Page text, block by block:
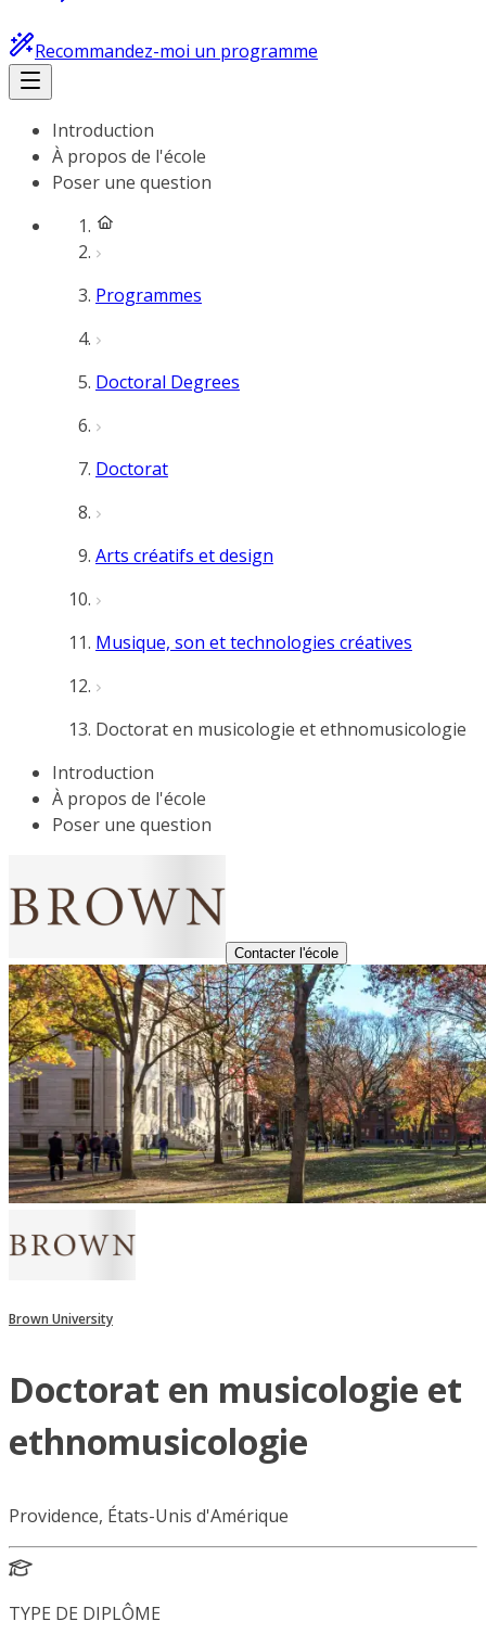
Recommandez-moi un programme
Introduction
À propos de l'école
Poser une question
Programmes
Doctoral Degrees
Doctorat
Arts créatifs et design
Musique, son et technologies créatives
Doctorat en musicologie et ethnomusicologie
Introduction
À propos de l'école
Poser une question
Contacter l'école
Brown University
Doctorat en musicologie et
ethnomusicologie
Providence, États-Unis d'Amérique
TYPE DE DIPLÔME